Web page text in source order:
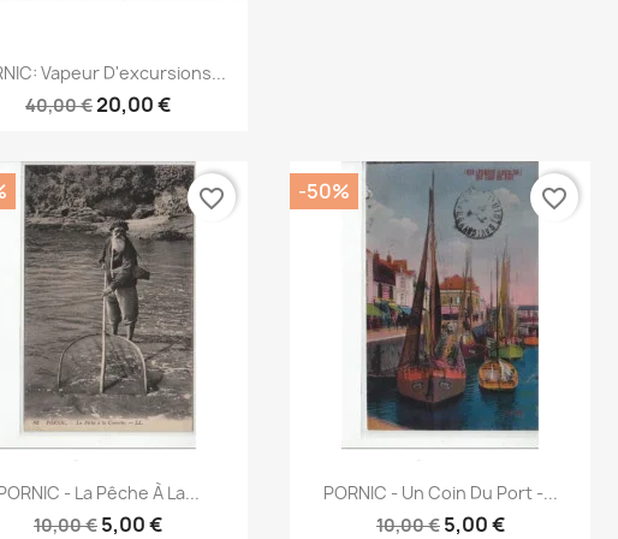
Aperçu rapide
Vapeur D'excursions...
40,00 €20,00 €
Aperçu rapide
- La Pêche À La...
10,00 € 5,00 €
favorite_border
 Aperçu rapide
PORNIC - Un Coin Du Port -...
10,00 € 5,00 €
-50% favorite_border